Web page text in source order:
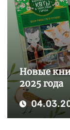
Новые
2025 года